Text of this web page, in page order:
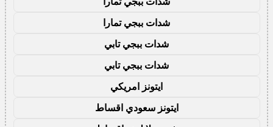
شدات ببجي تمارا
شدات ببجي تابي
شدات ببجي تابي
ايتونز امريكي
ايتونز سعودي اقساط